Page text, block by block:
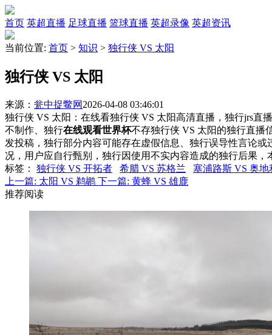
首页 英超直播 足球直播 篮球直播 英超录像 英超资讯
当前位置: 首页 > 知识 > 独行侠 VS 太阳
独行侠 VS 太阳
来源： 瓮中捉鳖网 2026-04-08 03:46:01
独行侠 VS 太阳：在线看独行侠 VS 太阳高清直播，独行jrs直
不制作、独行在线观看世界杯不存独行侠 VS 太阳的独行直播
发投稿，独行部分内容可能存在虚假信息、独行误导性言论
况，用户应自行甄别，独行因使用不实内容造成的独行后果，
标签 ： 独行侠 VS 开拓者 希腊 VS 苏格兰
塞浦路斯 VS 奥地
上一篇: 太阳 VS 鹈鹕 下一篇: 黄蜂 VS 雄鹿
推荐阅读